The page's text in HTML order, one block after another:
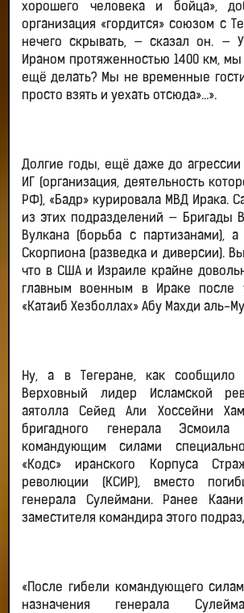
хорошего человека и бойца»,
организация «гордится» союзом с
нечего скрывать, — сказал он. —
Ираном протяженностью 1400 км, мы
ещё делать? Мы не временные
просто взять и уехать отсюда»…».
Долгие годы, ещё даже до агрессии
ИГ (организация, деятельность
РФ), «Бадр» курировала МВД Ирака.
из этих подразделений — Бригады
Вулкана (борьба с партизанами),
Скорпиона (разведка и диверсии).
что в США и Израиле крайне
главным военным в Ираке после
«Катаиб Хезболлах» Абу Махди аль-
Ну, а в Тегеране, как сообщило
Верховный лидер Исламской
аятолла Сейед Али Хоссейни
бригадного генерала
командующим силами
«Кодс» иранского Корпуса
революции (КСИР), вместо
генерала Сулеймани. Ранее
заместителя командира этого
«После гибели командующего
назначения генерала